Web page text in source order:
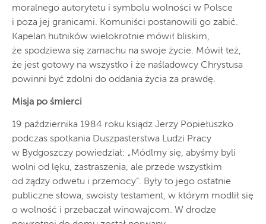
moralnego autorytetu i symbolu wolności w Polsce
i poza jej granicami. Komuniści postanowili go zabić.
Kapelan hutników wielokrotnie mówił bliskim,
że spodziewa się zamachu na swoje życie. Mówił też,
że jest gotowy na wszystko i że naśladowcy Chrystusa
powinni być zdolni do oddania życia za prawdę.
Misja po śmierci
19 października 1984 roku ksiądz Jerzy Popiełuszko
podczas spotkania Duszpasterstwa Ludzi Pracy
w Bydgoszczy powiedział: „Módlmy się, abyśmy byli
wolni od lęku, zastraszenia, ale przede wszystkim
od żądzy odwetu i przemocy”. Były to jego ostatnie
publiczne słowa, swoisty testament, w którym modlił się
o wolność i przebaczał winowajcom. W drodze